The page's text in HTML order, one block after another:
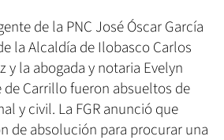
de la PNC José Óscar García
la Alcaldía de Ilobasco Carlos
y la abogada y notaria Evelyn
de Carrillo fueron absueltos de
y civil. La FGR anunció que
de absolución para procurar una